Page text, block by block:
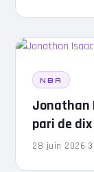
NBA
Jonathan
pari de
28 juin 2026·